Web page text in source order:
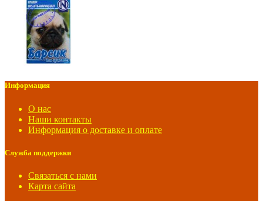
Информация
О нас
Наши контакты
Информация о доставке и оплате
Служба поддержки
Связаться с нами
Карта сайта